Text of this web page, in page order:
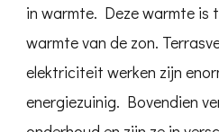
in warmte. Deze warmte is
warmte van de zon.
elektriciteit werken zijn
energiezuinig. Bovendien